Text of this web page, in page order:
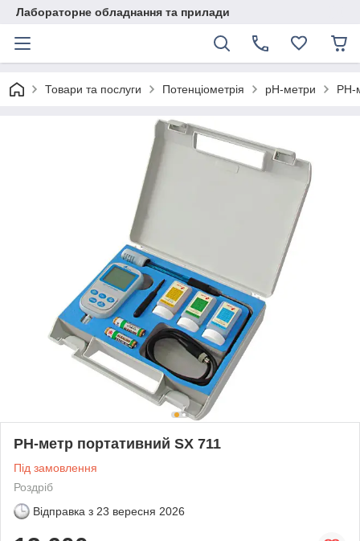
Лабораторне обладнання та прилади
Товари та послуги Потенціометрія pH-метри РН-
РН-метр портативний SX 711
Під замовлення
Роздріб
Відправка з 23 вересня 2026